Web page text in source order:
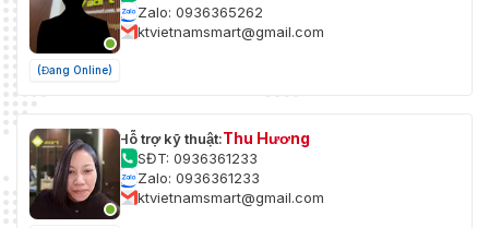
(Đang Online)
Zalo: 0936365262
ktvietnamsmart@gmail.com
Hỗ trợ kỹ thuật:Thu Hương
SĐT: 0936361233
Zalo: 0936361233
ktvietnamsmart@gmail.com